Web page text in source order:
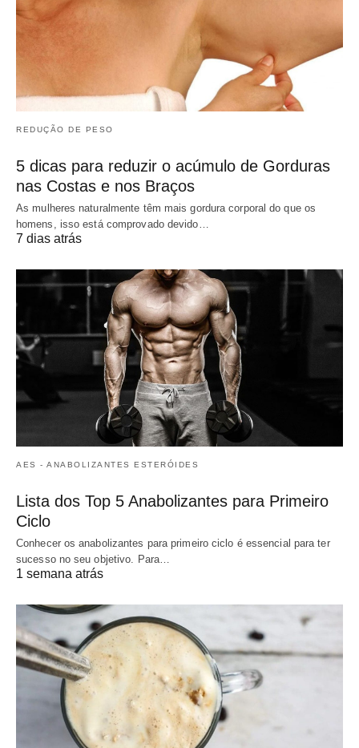
REDUÇÃO DE PESO
5 dicas para reduzir o acúmulo de Gorduras
nas Costas e nos Braços
As mulheres naturalmente têm mais gordura corporal do que os
homens, isso está comprovado devido…
7 dias atrás
AES - ANABOLIZANTES ESTERÓIDES
Lista dos Top 5 Anabolizantes para Primeiro
Ciclo
Conhecer os anabolizantes para primeiro ciclo é essencial para ter
sucesso no seu objetivo. Para…
1 semana atrás